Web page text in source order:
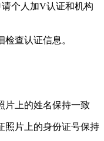
个人加V认证和机构
查认证信息。
片上的姓名保持一致
照片上的身份证号保持